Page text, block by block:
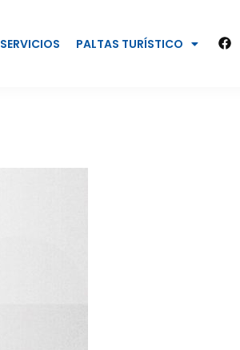
SERVICIOS PALTAS TURÍSTICO